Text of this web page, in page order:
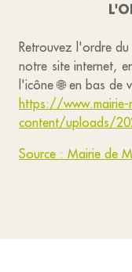
Retrouvez l'ordre
notre site internet,
l'icône 🌐 en bas de
https://
content/uploads/
Source : Mairie de